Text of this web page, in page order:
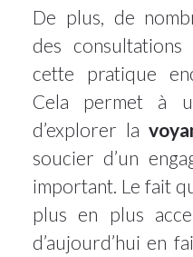
De plus, de
des
cette pratique
Cela permet à
d’explorer la
soucier d’un
important. Le fait
plus en plus
d’aujourd’hui en